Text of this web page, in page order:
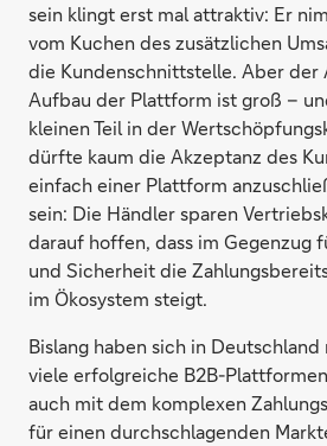
sein klingt erst mal attraktiv: Er
vom Kuchen des zusätzlichen
die Kundenschnittstelle. Aber der
Aufbau der Plattform ist groß –
kleinen Teil in der
dürfte kaum die Akzeptanz des
einfach einer Plattform
sein: Die Händler sparen
darauf hoffen, dass im Gegenzug
und Sicherheit die
im Ökosystem steigt.
Bislang haben sich in
viele erfolgreiche B2B-
auch mit dem komplexen
für einen durchschlagenden